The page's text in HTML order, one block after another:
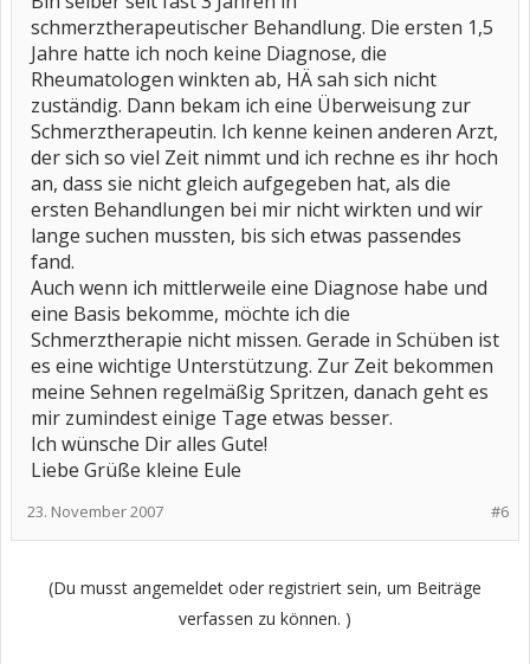
schmerztherapeutischer Behandlung. Die ersten 1,5
Jahre hatte ich noch keine Diagnose, die
Rheumatologen winkten ab, HÄ sah sich nicht
zuständig. Dann bekam ich eine Überweisung zur
Schmerztherapeutin. Ich kenne keinen anderen Arzt,
der sich so viel Zeit nimmt und ich rechne es ihr hoch
an, dass sie nicht gleich aufgegeben hat, als die
ersten Behandlungen bei mir nicht wirkten und wir
lange suchen mussten, bis sich etwas passendes
fand.
Auch wenn ich mittlerweile eine Diagnose habe und
eine Basis bekomme, möchte ich die
Schmerztherapie nicht missen. Gerade in Schüben ist
es eine wichtige Unterstützung. Zur Zeit bekommen
meine Sehnen regelmäßig Spritzen, danach geht es
mir zumindest einige Tage etwas besser.
Ich wünsche Dir alles Gute!
Liebe Grüße kleine Eule
#6
23. November 2007
(Du musst angemeldet oder registriert sein, um Beiträge
verfassen zu können. )